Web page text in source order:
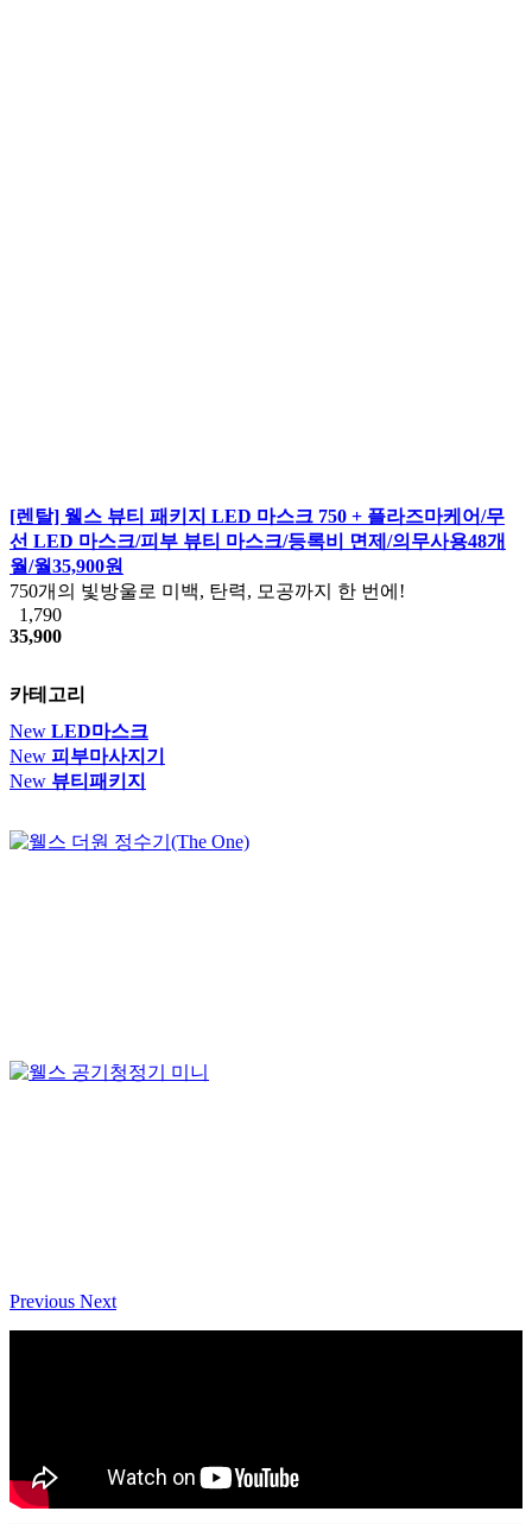
[렌탈] 웰스 뷰티 패키지 LED 마스크 750 + 플라즈마케어/무
선 LED 마스크/피부 뷰티 마스크/등록비 면제/의무사용48개
월/월35,900원
750개의 빛방울로 미백, 탄력, 모공까지 한 번에!
1,790
35,900
카테고리
New LED마스크
New 피부마사지기
New 뷰티패키지
Previous Next